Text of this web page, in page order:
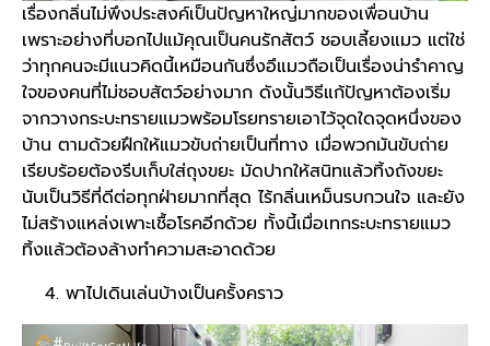
เรื่องกลิ่นไม่พึงประสงค์เป็นปัญหาใหญ่มากของเพื่อนบ้าน
เพราะอย่างที่บอกไปแม้คุณเป็นคนรักสัตว์ ชอบเลี้ยงแมว แต่ใช่
ว่าทุกคนจะมีแนวคิดนี้เหมือนกันซึ่งอึแมวถือเป็นเรื่องน่ารำคาญ
ใจของคนที่ไม่ชอบสัตว์อย่างมาก ดังนั้นวิธีแก้ปัญหาต้องเริ่ม
จากวางกระบะทรายแมวพร้อมโรยทรายเอาไว้จุดใดจุดหนึ่งของ
บ้าน ตามด้วยฝึกให้แมวขับถ่ายเป็นที่ทาง เมื่อพวกมันขับถ่าย
เรียบร้อยต้องรีบเก็บใส่ถุงขยะ มัดปากให้สนิทแล้วทิ้งถังขยะ
นับเป็นวิธีที่ดีต่อทุกฝ่ายมากที่สุด ไร้กลิ่นเหม็นรบกวนใจ และยัง
ไม่สร้างแหล่งเพาะเชื้อโรคอีกด้วย ทั้งนี้เมื่อเทกระบะทรายแมว
ทิ้งแล้วต้องล้างทำความสะอาดด้วย
พาไปเดินเล่นบ้างเป็นครั้งคราว